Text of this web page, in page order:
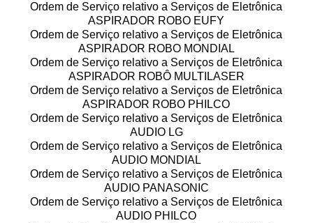
Ordem de Serviço relativo a Serviços de Eletrônica
ASPIRADOR ROBO EUFY
Ordem de Serviço relativo a Serviços de Eletrônica
ASPIRADOR ROBO MONDIAL
Ordem de Serviço relativo a Serviços de Eletrônica
ASPIRADOR ROBÔ MULTILASER
Ordem de Serviço relativo a Serviços de Eletrônica
ASPIRADOR ROBO PHILCO
Ordem de Serviço relativo a Serviços de Eletrônica
AUDIO LG
Ordem de Serviço relativo a Serviços de Eletrônica
AUDIO MONDIAL
Ordem de Serviço relativo a Serviços de Eletrônica
AUDIO PANASONIC
Ordem de Serviço relativo a Serviços de Eletrônica
AUDIO PHILCO